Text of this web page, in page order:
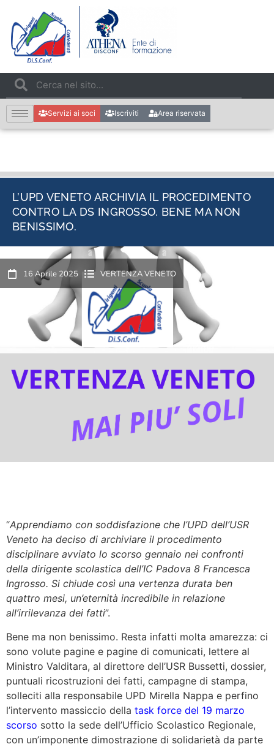
Servizi ai soci Iscriviti Area riservata
L’UPD VENETO ARCHIVIA IL PROCEDIMENTO
CONTRO LA DS INGROSSO. BENE MA NON
BENISSIMO.
16 Aprile 2025 VERTENZA VENETO
“Apprendiamo con soddisfazione che l’UPD dell’USR
Veneto ha deciso di archiviare il procedimento
disciplinare avviato lo scorso gennaio nei confronti
della dirigente scolastica dell’IC Padova 8 Francesca
Ingrosso. Si chiude così una vertenza durata ben
quattro mesi, un’eternità incredibile in relazione
all’irrilevanza dei fatti”.
Bene ma non benissimo. Resta infatti molta amarezza: ci
sono volute pagine e pagine di comunicati, lettere al
Ministro Valditara, al direttore dell’USR Bussetti, dossier,
puntuali ricostruzioni dei fatti, campagne di stampa,
solleciti alla responsabile UPD Mirella Nappa e perfino
l’intervento massiccio della task force del 19 marzo
scorso sotto la sede dell’Ufficio Scolastico Regionale,
con un’imponente dimostrazione di solidarietà da parte